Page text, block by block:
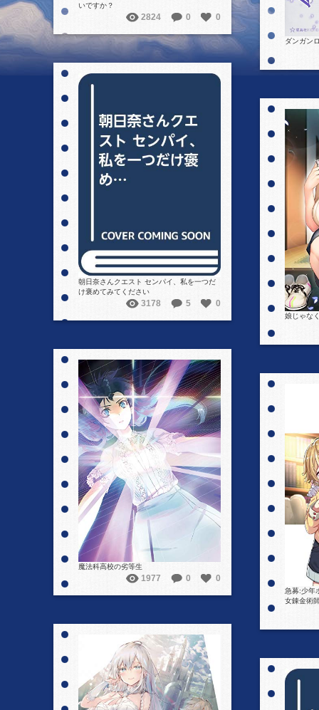
ダンガン
いですか？
2824 0 0
朝日奈さんクエスト センパイ、私を一つだ
け褒めてみてください
3178 5 0
娘じゃな
詳細を見る
魔法科高校の劣等生
1977 0 0
急募:少年
女錬金術